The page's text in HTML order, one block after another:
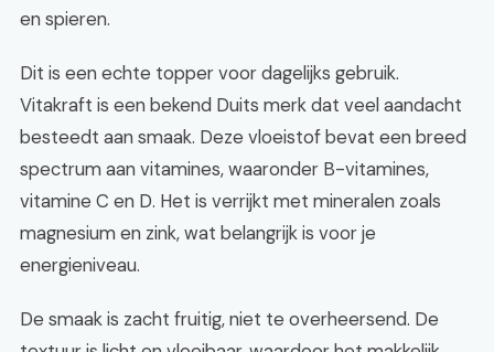
en spieren.
Dit is een echte topper voor dagelijks gebruik.
Vitakraft is een bekend Duits merk dat veel aandacht
besteedt aan smaak. Deze vloeistof bevat een breed
spectrum aan vitamines, waaronder B-vitamines,
vitamine C en D. Het is verrijkt met mineralen zoals
magnesium en zink, wat belangrijk is voor je
energieniveau.
De smaak is zacht fruitig, niet te overheersend. De